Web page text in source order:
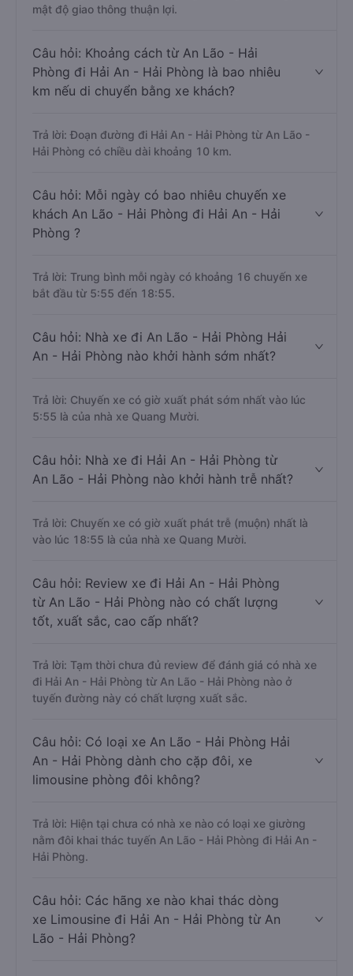
mật độ giao thông thuận lợi.
Câu hỏi: Khoảng cách từ An Lão - Hải
Phòng đi Hải An - Hải Phòng là bao nhiêu
km nếu di chuyển bằng xe khách?
Trả lời: Đoạn đường đi Hải An - Hải Phòng từ An Lão -
Hải Phòng có chiều dài khoảng 10 km.
Câu hỏi: Mỗi ngày có bao nhiêu chuyến xe
khách An Lão - Hải Phòng đi Hải An - Hải
Phòng ?
Trả lời: Trung bình mỗi ngày có khoảng 16 chuyến xe
bắt đầu từ 5:55 đến 18:55.
Câu hỏi: Nhà xe đi An Lão - Hải Phòng Hải
An - Hải Phòng nào khởi hành sớm nhất?
Trả lời: Chuyến xe có giờ xuất phát sớm nhất vào lúc
5:55 là của nhà xe Quang Mười.
Câu hỏi: Nhà xe đi Hải An - Hải Phòng từ
An Lão - Hải Phòng nào khởi hành trễ nhất?
Trả lời: Chuyến xe có giờ xuất phát trễ (muộn) nhất là
vào lúc 18:55 là của nhà xe Quang Mười.
Câu hỏi: Review xe đi Hải An - Hải Phòng
từ An Lão - Hải Phòng nào có chất lượng
tốt, xuất sắc, cao cấp nhất?
Trả lời: Tạm thời chưa đủ review để đánh giá có nhà xe
đi Hải An - Hải Phòng từ An Lão - Hải Phòng nào ở
tuyến đường này có chất lượng xuất sắc.
Câu hỏi: Có loại xe An Lão - Hải Phòng Hải
An - Hải Phòng dành cho cặp đôi, xe
limousine phòng đôi không?
Trả lời: Hiện tại chưa có nhà xe nào có loại xe giường
nằm đôi khai thác tuyến An Lão - Hải Phòng đi Hải An -
Hải Phòng.
Câu hỏi: Các hãng xe nào khai thác dòng
xe Limousine đi Hải An - Hải Phòng từ An
Lão - Hải Phòng?